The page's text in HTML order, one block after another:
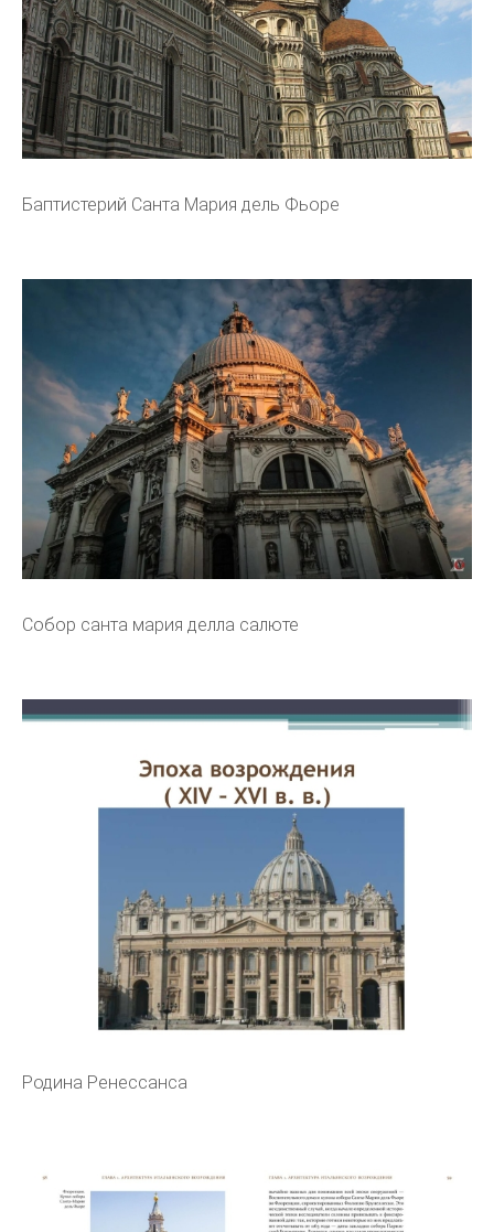
Баптистерий Санта Мария дель Фьоре
Собор санта мария делла салюте
Родина Ренессанса